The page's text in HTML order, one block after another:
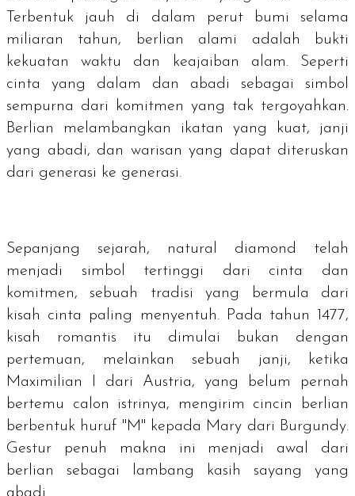
Terbentuk jauh di dalam perut bumi selama
miliaran tahun, berlian alami adalah bukti
kekuatan waktu dan keajaiban alam. Seperti
cinta yang dalam dan abadi sebagai simbol
sempurna dari komitmen yang tak tergoyahkan.
Berlian melambangkan ikatan yang kuat, janji
yang abadi, dan warisan yang dapat diteruskan
dari generasi ke generasi.
Sepanjang sejarah, natural diamond telah
menjadi simbol tertinggi dari cinta dan
komitmen, sebuah tradisi yang bermula dari
kisah cinta paling menyentuh. Pada tahun 1477,
kisah romantis itu dimulai bukan dengan
pertemuan, melainkan sebuah janji, ketika
Maximilian I dari Austria, yang belum pernah
bertemu calon istrinya, mengirim cincin berlian
berbentuk huruf "M" kepada Mary dari Burgundy.
Gestur penuh makna ini menjadi awal dari
berlian sebagai lambang kasih sayang yang